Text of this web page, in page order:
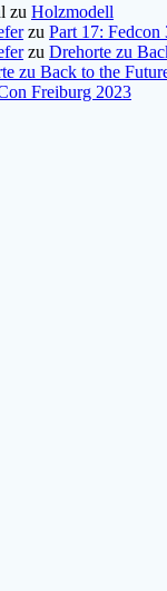
zu Holzmodell
zu Part 17: Fedcon
zu Drehorte zu
zu Back to the
Freiburg 2023